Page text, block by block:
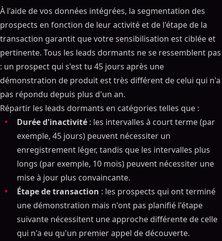
À l'aide de vos données intégrées, la segmentation des
prospects en fonction de leur activité et de l'étape de la
transaction garantit que votre sensibilisation est ciblée et
pertinente. Tous les leads dormants ne se ressemblent pas
: un prospect qui s'est tu 45 jours après une
démonstration de produit est très différent de celui qui n'a
pas répondu depuis plus d'un an.
Répartir les leads dormants en catégories telles que :
Durée d'inactivité : les intervalles à court terme (par
exemple, 45 jours) peuvent nécessiter un
enregistrement léger, tandis que les intervalles plus
longs (par exemple, 10 mois) peuvent nécessiter une
mise à jour plus convaincante.
Étape de transaction : les prospects qui ont terminé
une démonstration mais n'ont pas planifié l'étape
suivante nécessitent une approche différente de celle
qui n'a eu qu'un premier appel de découverte.